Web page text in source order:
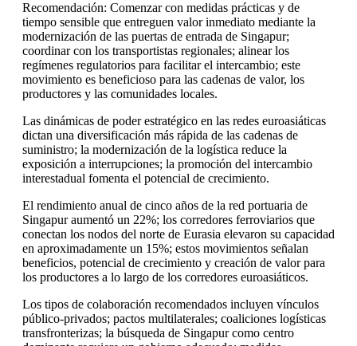
Recomendación: Comenzar con medidas prácticas y de
tiempo sensible que entreguen valor inmediato mediante la
modernización de las puertas de entrada de Singapur;
coordinar con los transportistas regionales; alinear los
regímenes regulatorios para facilitar el intercambio; este
movimiento es beneficioso para las cadenas de valor, los
productores y las comunidades locales.
Las dinámicas de poder estratégico en las redes euroasiáticas
dictan una diversificación más rápida de las cadenas de
suministro; la modernización de la logística reduce la
exposición a interrupciones; la promoción del intercambio
interestadual fomenta el potencial de crecimiento.
El rendimiento anual de cinco años de la red portuaria de
Singapur aumentó un 22%; los corredores ferroviarios que
conectan los nodos del norte de Eurasia elevaron su capacidad
en aproximadamente un 15%; estos movimientos señalan
beneficios, potencial de crecimiento y creación de valor para
los productores a lo largo de los corredores euroasiáticos.
Los tipos de colaboración recomendados incluyen vínculos
público-privados; pactos multilaterales; coaliciones logísticas
transfronterizas; la búsqueda de Singapur como centro